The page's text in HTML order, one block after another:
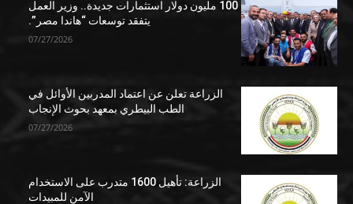
100 مليون دولار استثمارات جديدة.. وزير العمل
يتفقد توسعات “هاندا مصر”.
07/27/2026
الزراعة تعلن عن اعتماد المدربين الأوائل في
الطب البيطري بمعهد بحوث الإنجاب
07/27/2026
الزراعة: تأهيل 1600 متدرب على الاستخدام
الآمن للمبيدات